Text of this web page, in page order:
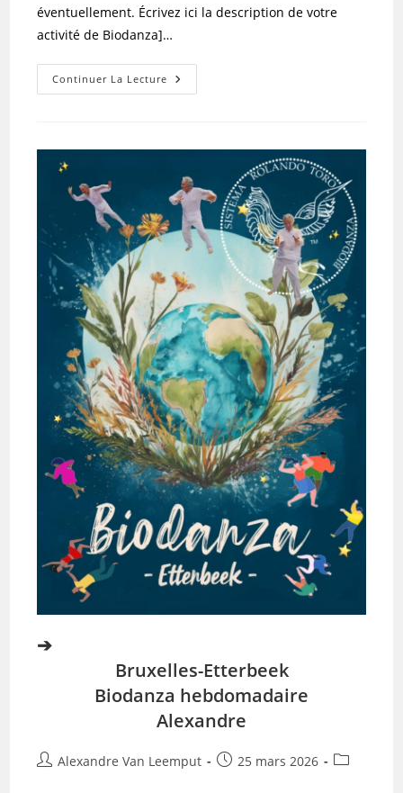
éventuellement. Écrivez ici la description de votre
activité de Biodanza]…
Continuer La Lecture Votre_ville
Votre_titre_activité
➔
Bruxelles-Etterbeek
Biodanza hebdomadaire
Alexandre
Auteur/autrice
Alexandre Van Leemput
Publication
25 mars 2026
Post